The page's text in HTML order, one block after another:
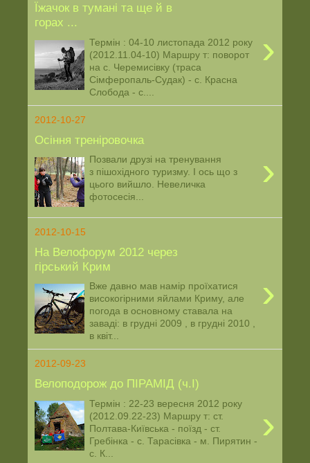
Їжачок в тумані та ще й в
горах ...
›
Термін : 04-10 листопада 2012 року
(2012.11.04-10) Маршру т: поворот
на с. Черемисівку (траса
Сімферопаль-Судак) - с. Красна
Слобода - с....
2012-10-27
Осіння треніровочка
›
Позвали друзі на тренування
з пішохідного туризму. І ось що з
цього вийшло. Невеличка
фотосесія...
2012-10-15
На Велофорум 2012 через
гірський Крим
›
Вже давно мав намір проїхатися
високогірними яйлами Криму, але
погода в основному ставала на
заваді: в грудні 2009 , в грудні 2010 ,
в квіт...
2012-09-23
Велоподорож до ПІРАМІД (ч.I)
›
Термін : 22-23 вересня 2012 року
(2012.09.22-23) Маршру т: ст.
Полтава-Київська - поїзд - ст.
Гребінка - с. Тарасівка - м. Пирятин -
с. К...